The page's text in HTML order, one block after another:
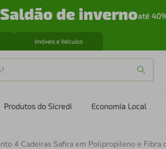
Saldão de invernoaté
Imóveis e Veículos
Produtos do Sicredi Economia Local